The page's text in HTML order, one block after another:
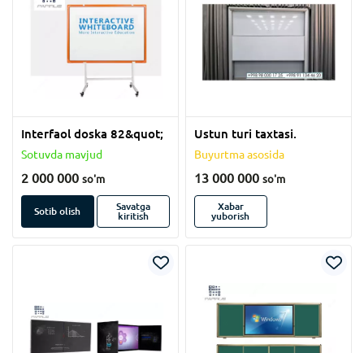
Interfaol doska 82&quot;
Sotuvda mavjud
2 000 000 so'm
Sotib olish
Savatga
kiritish
Ustun turi taxtasi.
Buyurtma asosida
13 000 000 so'm
Xabar
yuborish